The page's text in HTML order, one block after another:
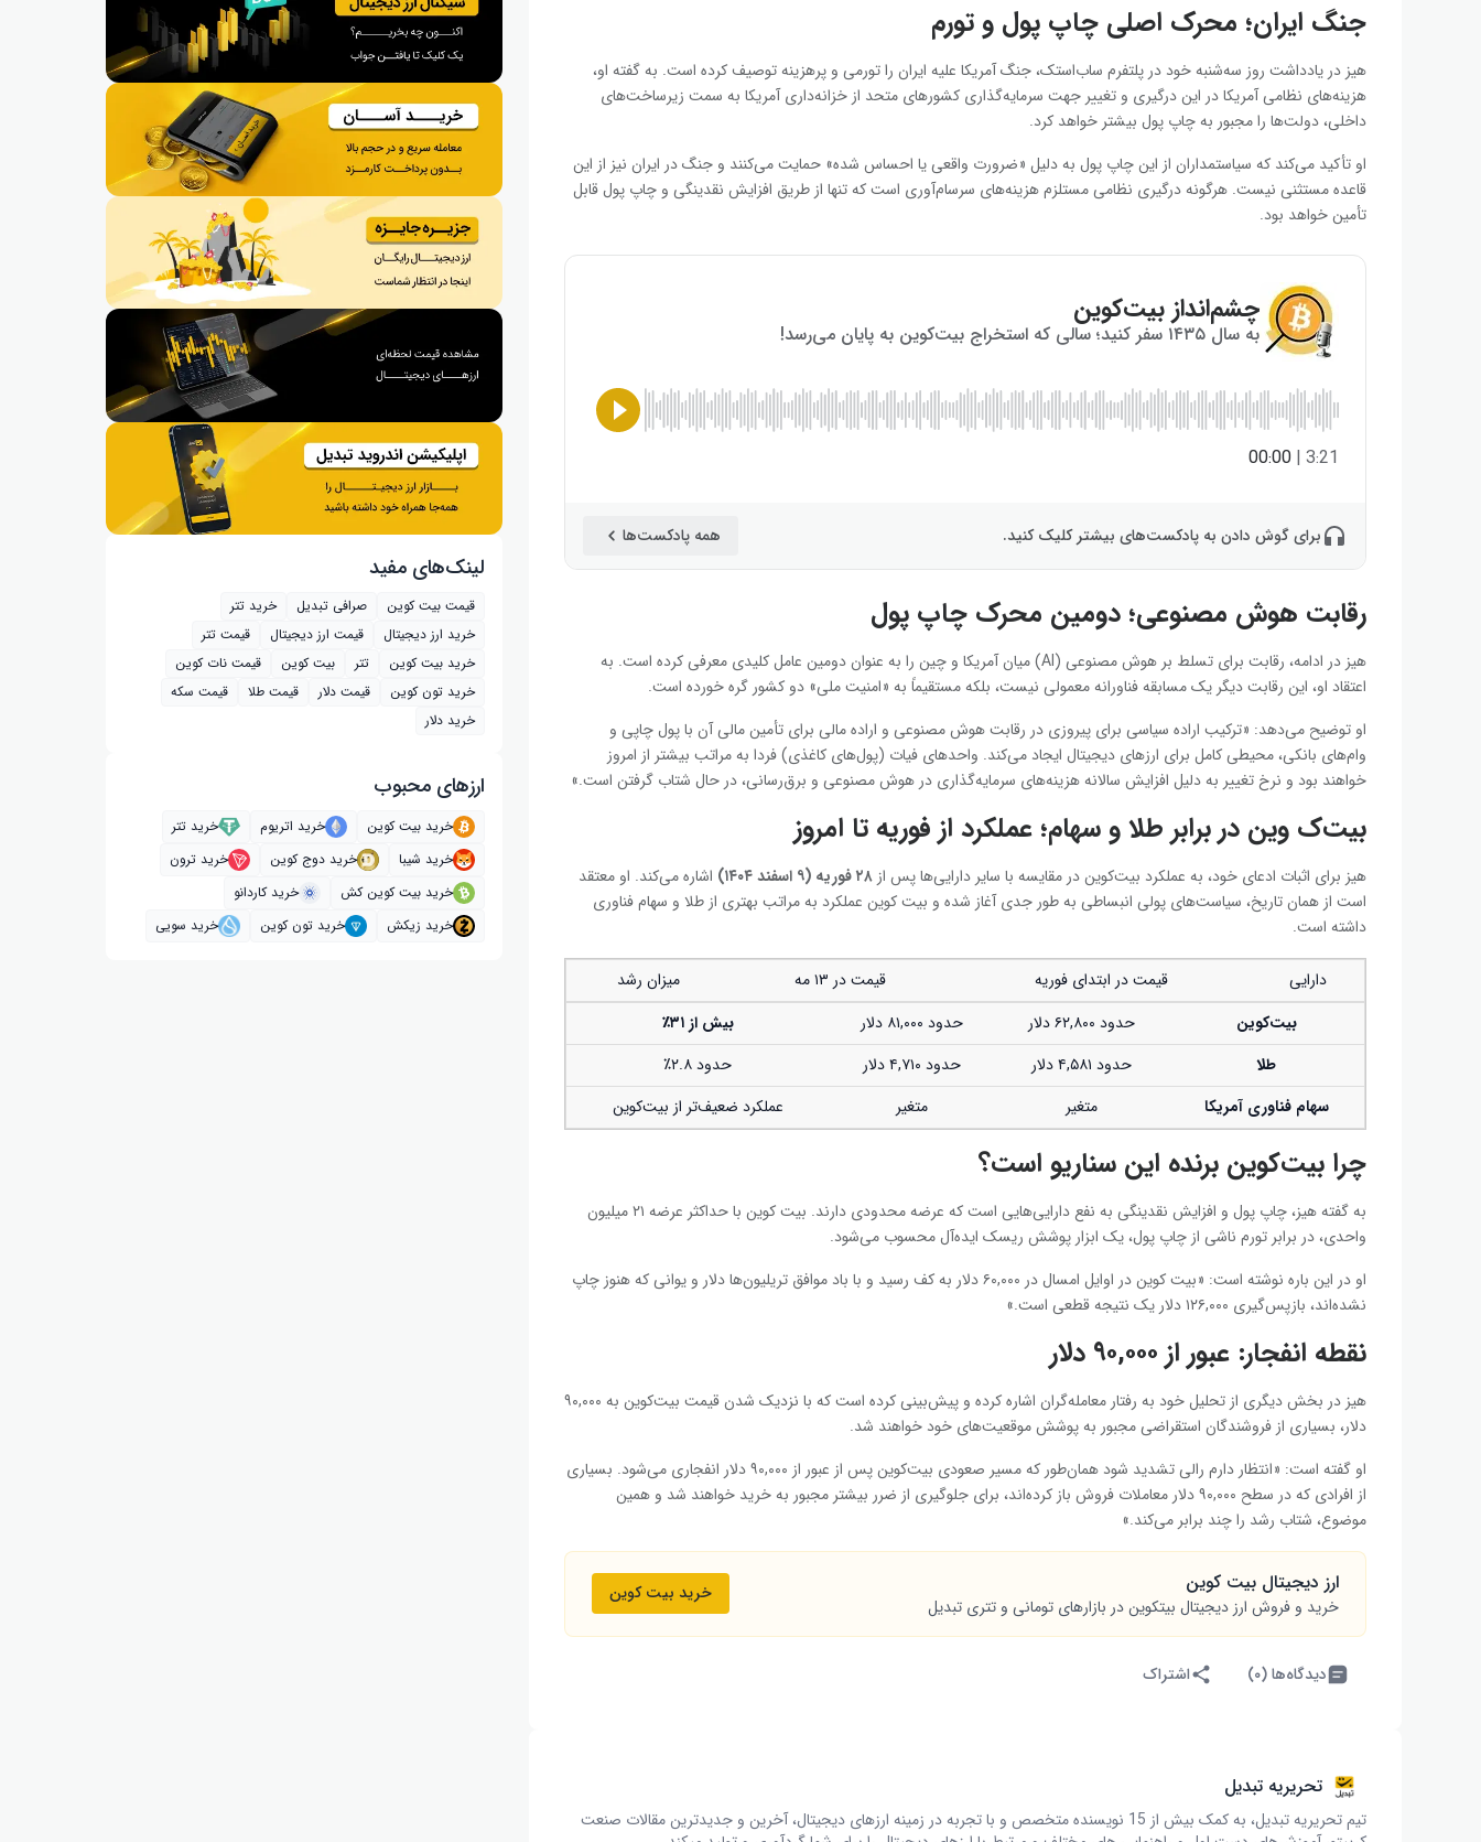
جنگ ایران؛ محرک اصلی چاپ پول و تورم
هیز در یادداشت روز سه‌شنبه خود در پلتفرم ساب‌استک، جنگ آمریکا علیه ایران را تورمی و پرهزینه توصیف کرده است. به گفته او،
هزینه‌های نظامی آمریکا در این درگیری و تغییر جهت سرمایه‌گذاری کشورهای متحد از خزانه‌داری آمریکا به سمت زیرساخت‌های
داخلی، دولت‌ها را مجبور به چاپ پول بیشتر خواهد کرد.
او تأکید می‌کند که سیاستمداران از این چاپ پول به دلیل «ضرورت واقعی یا احساس شده» حمایت می‌کنند و جنگ در ایران نیز از این
قاعده مستثنی نیست. هرگونه درگیری نظامی مستلزم هزینه‌های سرسام‌آوری است که تنها از طریق افزایش نقدینگی و چاپ پول قابل
تأمین خواهد بود.
چشم‌انداز بیت‌کوین
به سال ۱۴۳۵ سفر کنید؛ سالی که استخراج بیت‌کوین به پایان می‌رسد!
3:21
|
00:00
برای گوش دادن به پادکست‌های بیشتر کلیک کنید. همه پادکست‌ها
رقابت هوش مصنوعی؛ دومین محرک چاپ پول
هیز در ادامه، رقابت برای تسلط بر هوش مصنوعی (AI) میان آمریکا و چین را به عنوان دومین عامل کلیدی معرفی کرده است. به
اعتقاد او، این رقابت دیگر یک مسابقه فناورانه معمولی نیست، بلکه مستقیماً به «امنیت ملی» دو کشور گره خورده است.
او توضیح می‌دهد: «ترکیب اراده سیاسی برای پیروزی در رقابت هوش مصنوعی و اراده مالی برای تأمین مالی آن با پول چاپی و
وام‌های بانکی، محیطی کامل برای ارزهای دیجیتال ایجاد می‌کند. واحدهای فیات (پول‌های کاغذی) فردا به مراتب بیشتر از امروز
خواهند بود و نرخ تغییر به دلیل افزایش سالانه هزینه‌های سرمایه‌گذاری در هوش مصنوعی و برق‌رسانی، در حال شتاب گرفتن است.»
بیت‌ک وین در برابر طلا و سهام؛ عملکرد از فوریه تا امروز
هیز برای اثبات ادعای خود، به عملکرد بیت‌کوین در مقایسه با سایر دارایی‌ها پس از ۲۸فوریه (۹ اسفند ۱۴۰۴) اشاره می‌کند. او معتقد
است از همان تاریخ، سیاست‌های پولی انبساطی به طور جدی آغاز شده و بیت ‌کوین عملکرد به مراتب بهتری از طلا و سهام فناوری
داشته است.
دارایی قیمت در ابتدای فوریه قیمت در ۱۳ مه
میزان رشد
بیت‌کوین
حدود ۶۲,۸۰۰ دلار حدود ۸۱,۰۰۰ دلار بیش از۳۱٪
طلا
حدود ۴,۵۸۱ دلار حدود ۴,۷۱۰ دلار
حدود ۲.۸٪
سهام فناوری آمریکا
متغیر متغیر عملکرد ضعیف‌تر از بیت‌کوین
چرا بیت‌کوین برنده این سناریو است؟
به گفته هیز، چاپ پول و افزایش نقدینگی به نفع دارایی‌هایی است که عرضه محدودی دارند. بیت ‌کوین با حداکثر عرضه ۲۱ میلیون
واحدی، در برابر تورم ناشی از چاپ پول، یک ابزار پوشش ریسک ایده‌آل محسوب می‌شود.
او در این باره نوشته است: «بیت ‌کوین در اوایل امسال در ۶۰,۰۰۰ دلار به کف رسید و با باد موافق تریلیون‌ها دلار و یوانی که هنوز چاپ
نشده‌اند، بازپس‌گیری ۱۲۶,۰۰۰ دلار یک نتیجه قطعی است.»
نقطه انفجار: عبور از ۹۰,۰۰۰ دلار
هیز در بخش دیگری از تحلیل خود به رفتار معامله‌گران اشاره کرده و پیش‌بینی کرده است که با نزدیک شدن قیمت بیت‌کوین به ۹۰,۰۰۰
دلار، بسیاری از فروشندگان استقراضی مجبور به پوشش موقعیت‌های خود خواهند شد.
او گفته است: «انتظار دارم رالی تشدید شود همان‌طور که مسیر صعودی بیت‌کوین پس از عبور از ۹۰,۰۰۰ دلار انفجاری می‌شود. بسیاری
از افرادی که در سطح ۹۰,۰۰۰ دلار معاملات فروش باز کرده‌اند، برای جلوگیری از ضرر بیشتر مجبور به خرید خواهند شد و همین
موضوع، شتاب رشد را چند برابر می‌کند.»
ارز دیجیتال بیت کوین
خرید و فروش ارز دیجیتال بیت‎کوین در بازارهای تومانی و تتری تبدیل
خرید بیت کوین
دیدگاه‌ها (۰) اشتراک
تحریریه تبدیل
تیم تحریریه تبدیل، به کمک بیش از 15 نویسنده متخصص و با تجربه در زمینه ارزهای دیجیتال، آخرین و جدیدترین مقالات صنعت
لینک‌های مفید
قیمت بیت کوین صرافی تبدیل
خرید تتر
خرید ارز دیجیتال
قیمت ارز دیجیتال
قیمت تتر
خرید بیت‌ کوین
تتر بیت کوین
قیمت نات کوین
خرید تون کوین
قیمت دلار قیمت طلا
قیمت سکه
خرید دلار
ارز‌های محبوب
خرید بیت کوین خرید اتریوم
خرید تتر
خرید شیبا
خرید دوج کوین
خرید ترون
خرید بیت کوین کش
خرید کاردانو
خرید زیکش
خرید تون کوین خرید سویی